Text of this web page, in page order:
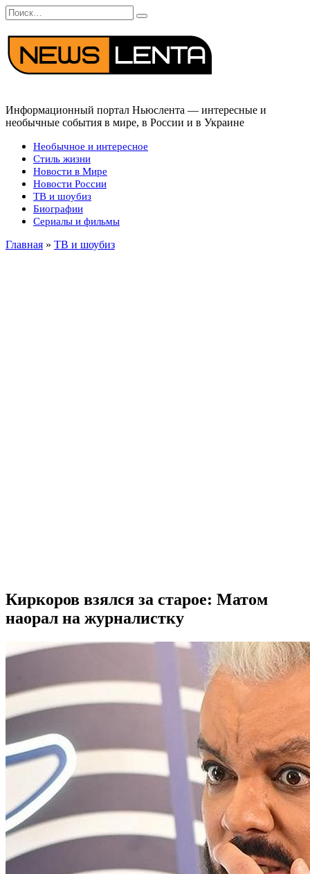
Перейти
к
содержанию
Search
for:
Информационный портал Ньюслента — интересные и
необычные события в мире, в России и в Украине
Необычное и интересное
Стиль жизни
Новости в Мире
Новости России
ТВ и шоубиз
Биографии
Сериалы и фильмы
Главная » ТВ и шоубиз
Киркоров взялся за старое: Матом
наорал на журналистку